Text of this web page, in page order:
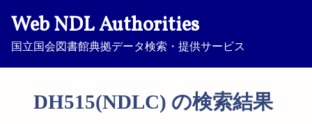
Web NDL Authorities
国立国会図書館典拠データ検索・提供サービス
DH515(NDLC) の検索結果